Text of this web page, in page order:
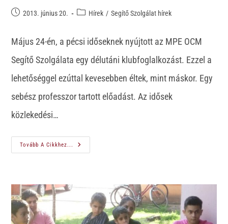
2013. június 20. Hírek / Segítő Szolgálat hírek
Május 24-én, a pécsi időseknek nyújtott az MPE OCM
Segítő Szolgálata egy délutáni klubfoglalkozást. Ezzel a
lehetőséggel ezúttal kevesebben éltek, mint máskor. Egy
sebész professzor tartott előadást. Az idősek
közlekedési…
Tovább A Cikkhez...